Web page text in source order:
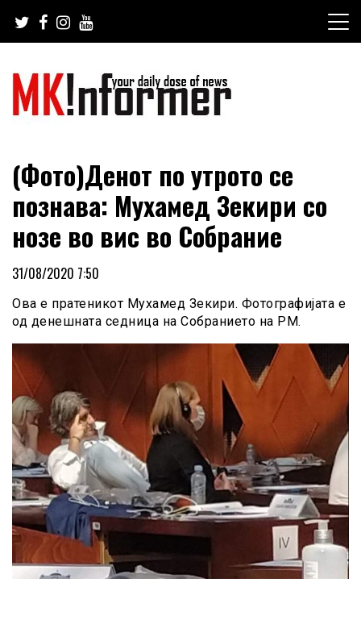
content
MKinformer
(Фото)Денот по утрото се
познава: Мухамед Зекири со
нозе во вис во Собрание
31/08/2020 7:50
Ова е пратеникот Мухамед Зекири. Фотографијата е
од денешната седница на Собранието на РМ.